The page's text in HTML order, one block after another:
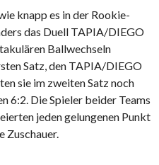
knapp es in der Rookie-
das Duell TAPIA/DIEGO
Ballwechseln
Satz, den TAPIA/DIEGO
sie im zweiten Satz noch
6:2. Die Spieler beider Teams
jeden gelungenen Punkt
Zuschauer.